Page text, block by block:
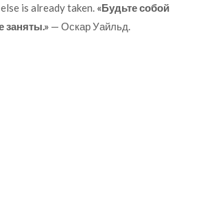
is already taken. «Будьте собой
заняты.» — Оскар Уайльд.